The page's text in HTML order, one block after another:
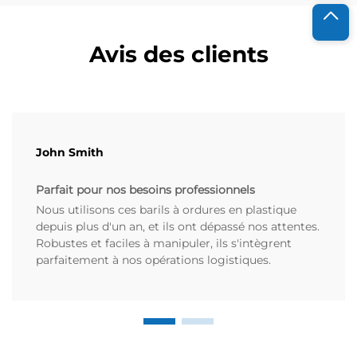
Avis des clients
John Smith
Parfait pour nos besoins professionnels
Nous utilisons ces barils à ordures en plastique
depuis plus d'un an, et ils ont dépassé nos attentes.
Robustes et faciles à manipuler, ils s'intègrent
parfaitement à nos opérations logistiques.